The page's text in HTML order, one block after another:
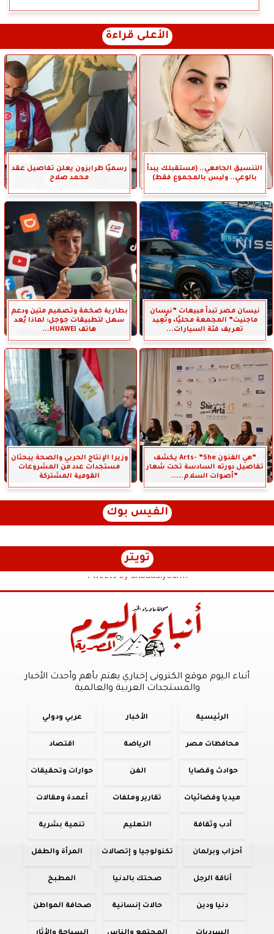
الأعلى قراءة
التنسيق الجامعي.. (مستقبلك يبدأ
بالوعي.. وليس بالمجموع فقط)
رسميًا طرابزون يعلن تفاصيل عقد
محمد صلاح
نيسان مصر تبدأ مبيعات ”نيسان
ماجنيت” المجمعة محليًا، وتُعِيد
تعريف فئة السيارات...
بطارية ضخمة وتصميم متين ودعم
سهل لتطبيقات جوجل: لماذا يُعد
هاتف HUAWEI...
”هي الفنون Arts- ”She يكشف
تفاصيل دورته السادسة تحت شعار
”أصوات السلام.....
وزيرا الإنتاج الحربي والصحة يبحثان
مستجدات عدد من المشروعات
القومية المشتركة
الفيس بوك
تويتر
Tweets by anbaaalyoum1
أنباء اليوم موقع الكترونى إخباري يهتم بأهم وأحدث الأخبار
والمستجدات العربية والعالمية
الرئيسية الأخبار عربي ودولي
محافظات مصر الرياضة اقتصاد
حوادث وقضايا الفن حوارات وتحقيقات
ميديا وفضائيات تقارير وملفات أعمدة ومقالات
أدب وثقافة التعليم تنمية بشرية
أحزاب وبرلمان تكنولوجيا و إتصالات المرأة والطفل
أناقة الرجل صحتك بالدنيا المطبخ
دنيا ودين حالات إنسانية صحافة المواطن